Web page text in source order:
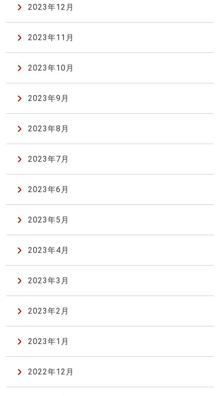
2023年12月
2023年11月
2023年10月
2023年9月
2023年8月
2023年7月
2023年6月
2023年5月
2023年4月
2023年3月
2023年2月
2023年1月
2022年12月